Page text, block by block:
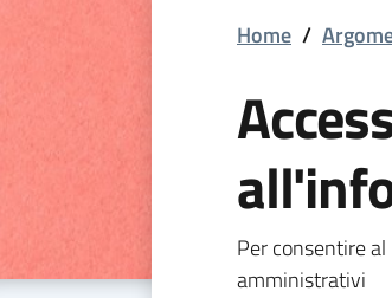
Home /
Per consentire
amministrativi